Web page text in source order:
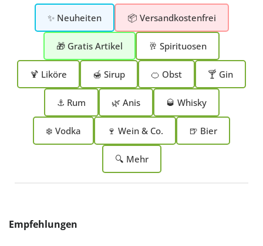
✨ Neuheiten 📦 Versandkostenfrei
🎁 Gratis Artikel 🥂 Spirituosen
🍹 Liköre 🍯 Sirup 🍊 Obst 🍸 Gin
⚓ Rum 🌿 Anis 🥃 Whisky
❄️ Vodka 🍷 Wein & Co. 🍺 Bier
🔍 Mehr
Produktgalerie überspringen
Empfehlungen